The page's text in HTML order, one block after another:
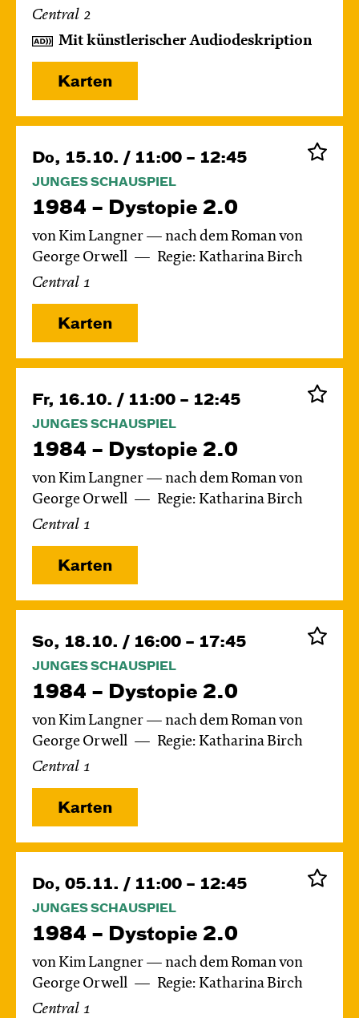
Central 2
Mit künstlerischer Audiodeskription
Karten
Do, 15.10. / 11:00 – 12:45
JUNGES SCHAUSPIEL
1984 – Dystopie 2.0
von Kim Langner — nach dem Roman von
George Orwell
Regie: Katharina Birch
Central 1
Karten
Fr, 16.10. / 11:00 – 12:45
JUNGES SCHAUSPIEL
1984 – Dystopie 2.0
von Kim Langner — nach dem Roman von
George Orwell
Regie: Katharina Birch
Central 1
Karten
So, 18.10. / 16:00 – 17:45
JUNGES SCHAUSPIEL
1984 – Dystopie 2.0
von Kim Langner — nach dem Roman von
George Orwell
Regie: Katharina Birch
Central 1
Karten
Do, 05.11. / 11:00 – 12:45
JUNGES SCHAUSPIEL
1984 – Dystopie 2.0
von Kim Langner — nach dem Roman von
George Orwell
Regie: Katharina Birch
Central 1